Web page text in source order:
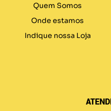
Quem Somos
Onde estamos
Indique nossa Loja